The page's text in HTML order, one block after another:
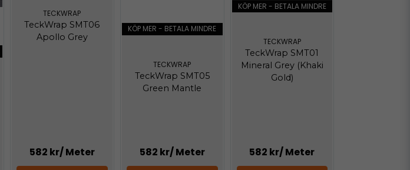
TECKWRAP
TeckWrap SMT06
Apollo Grey
582 kr/ Meter
KÖP MER - BETALA MINDRE
TECKWRAP
TeckWrap SMT05
Green Mantle
582 kr/ Meter
KÖP MER - BETALA MINDRE
TECKWRAP
TeckWrap SMT01
Mineral Grey (Khaki
Gold)
582 kr/ Meter